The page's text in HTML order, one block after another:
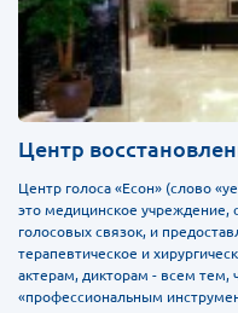
Центр
Центр голоса «Есон» (слово
это медицинское
голосовых связок, и
терапевтическое и
актерам, дикторам - всем тем,
«профессиональным